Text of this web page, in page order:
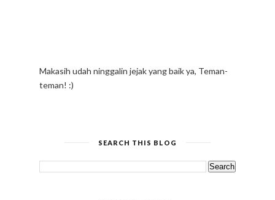
Makasih udah ninggalin jejak yang baik ya, Teman-
teman! :)
SEARCH THIS BLOG